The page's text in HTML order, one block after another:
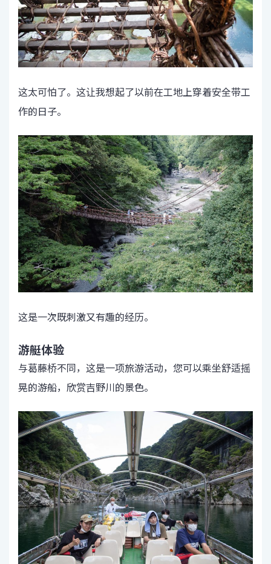
这太可怕了。这让我想起了以前在工地上穿着安全带工
作的日子。
这是一次既刺激又有趣的经历。
游艇体验
与葛藤桥不同，这是一项旅游活动，您可以乘坐舒适摇
晃的游船，欣赏吉野川的景色。